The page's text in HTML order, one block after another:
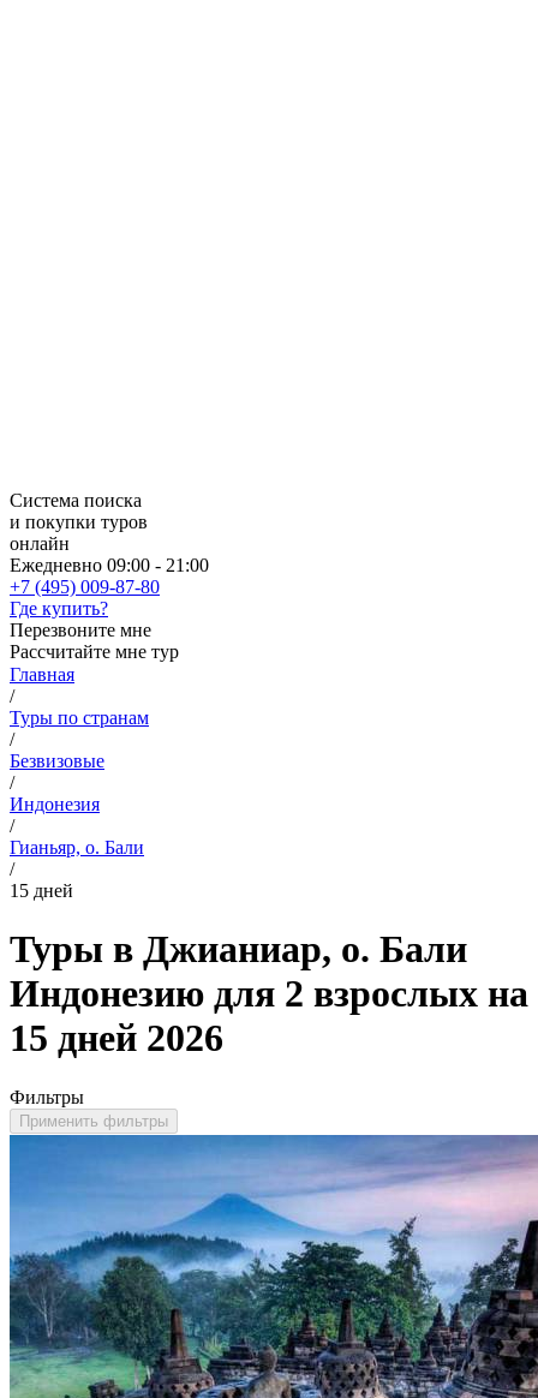
Система поиска
и покупки туров
онлайн
Ежедневно 09:00 - 21:00
+7 (495) 009-87-80
Где купить?
Перезвоните мне
Рассчитайте мне тур
Главная
/
Туры по странам
/
Безвизовые
/
Индонезия
/
Гианьяр, о. Бали
/
15 дней
Туры в Джианиар, о. Бали
Индонезию для 2 взрослых на
15 дней 2026
Фильтры
Применить фильтры